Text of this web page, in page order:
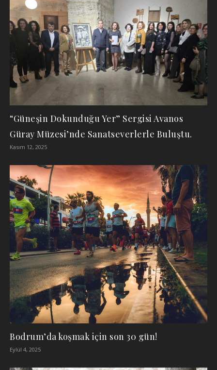
“Güneşin Dokunduğu Yer” Sergisi Avanos
Güray Müzesi’nde Sanatseverlerle Buluştu.
Kasım 12, 2025
Bodrum’da koşmak için son 30 gün!
Eylül 4, 2025